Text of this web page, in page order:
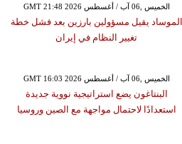
GMT 21:48 2026 الخميس ,06 آب / أغسطس
الموساد يقيل مسؤولين بارزين بعد فشل خطة
تغيير النظام في إيران
GMT 16:03 2026 الخميس ,06 آب / أغسطس
البنتاغون يضع استراتيجية نووية جديدة
استعدادًا لاحتمال مواجهة مع الصين وروسيا